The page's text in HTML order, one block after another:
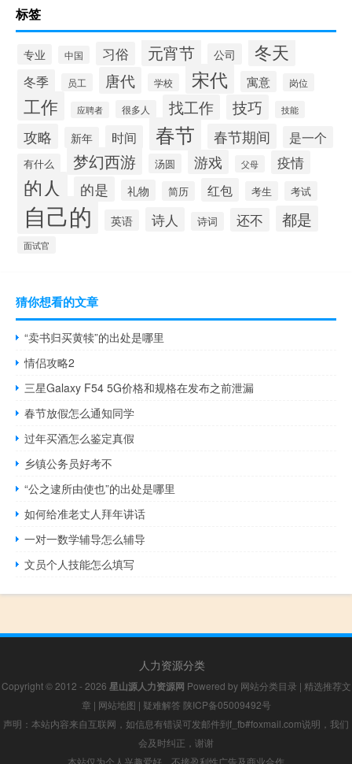
标签
专业 中国 习俗 元宵节 公司 冬天
冬季 员工 唐代 学校 宋代 寓意 岗位
工作 应聘者 很多人 找工作 技巧 技能
攻略 新年 时间 春节 春节期间 是一个
有什么 梦幻西游 汤圆 游戏 父母 疫情
的人 的是 礼物 简历 红包 考生 考试
自己的 英语 诗人 诗词 还不 都是
面试官
猜你想看的文章
“卖书归买黄犊”的出处是哪里
情侣攻略2
三星Galaxy F54 5G价格和规格在发布之前泄漏
春节放假怎么通知同学
过年买酒怎么鉴定真假
乡镇公务员好考不
“公之逮所由使也”的出处是哪里
如何给准老丈人拜年讲话
一对一数学辅导怎么辅导
文员个人技能怎么填写
人力资源分类
Copyright © 2012 - 2026 星山源人力资源网 Powered by 网站分类目录 | 精选推荐文
章 | 网站地图 | 疑难解答 陕ICP备05009492号
声明：本站内容来自互联网，如信息有错误可发邮件到f_fb#foxmail.com说明，我们
会及时纠正，谢谢
本站仅为个人兴趣爱好，不接盈利性广告及商业合作